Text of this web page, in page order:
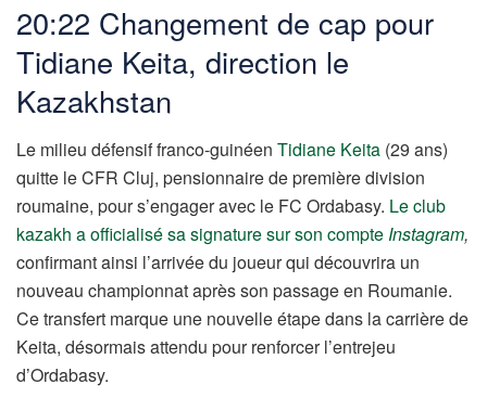
20:22 Changement de cap pour
Tidiane Keita, direction le
Kazakhstan
Le milieu défensif franco-guinéen Tidiane Keita (29 ans)
quitte le CFR Cluj, pensionnaire de première division
roumaine, pour s’engager avec le FC Ordabasy. Le club
kazakh a officialisé sa signature sur son compteInstagram,
confirmant ainsi l’arrivée du joueur qui découvrira un
nouveau championnat après son passage en Roumanie.
Ce transfert marque une nouvelle étape dans la carrière de
Keita, désormais attendu pour renforcer l’entrejeu
d’Ordabasy.